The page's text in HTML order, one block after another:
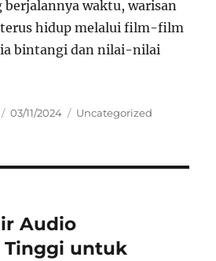
berjalannya waktu, warisan
terus hidup melalui film-film
bintangi dan nilai-nilai
Posted
03/11/2024 Categories
Uncategorized
Audio
Tinggi untuk